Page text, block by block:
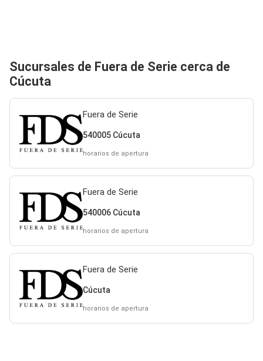
Sucursales de Fuera de Serie cerca de
Cúcuta
Fuera de Serie
540005 Cúcuta
horarios de apertura
Fuera de Serie
540006 Cúcuta
horarios de apertura
Fuera de Serie
Cúcuta
horarios de apertura